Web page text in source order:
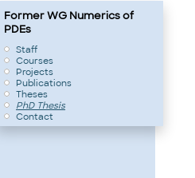
Former WG Numerics of
PDEs
Staff
Courses
Projects
Publications
Theses
PhD Thesis
Contact